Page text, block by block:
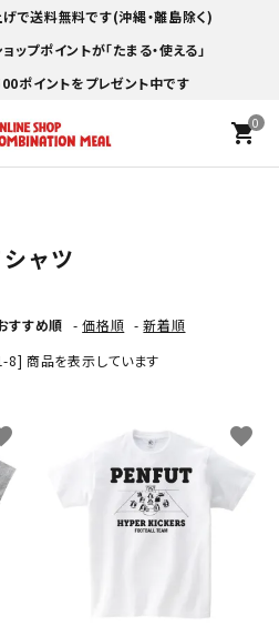
で送料無料です(沖縄・離島除く)
プポイントが「たまる・使える」
ポイントをプレゼント中です
0
shopping_cart
ャツ
すすめ順 -価格順 -新着順
商品を表示しています
favorite